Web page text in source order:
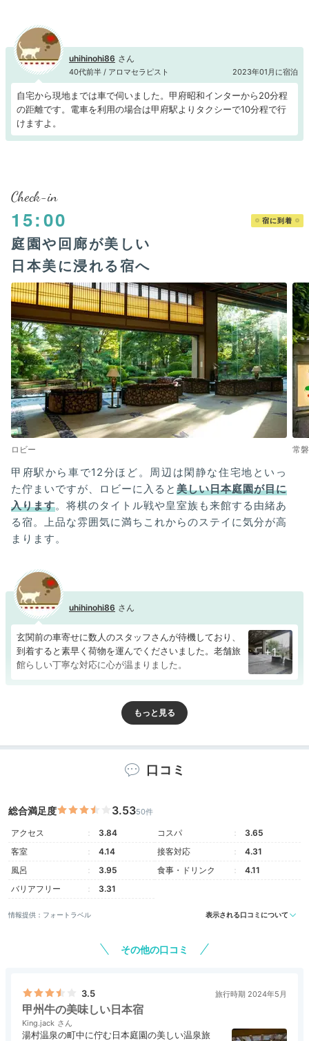
uhihinohi86
40代前半 / アロマセラピスト 2023年01月に宿泊
自宅から現地までは車で伺いました。甲府昭和インターから20分程
の距離です。電車を利用の場合は甲府駅よりタクシーで10分程で行
けますよ。
Check-in
15:00 宿に到着
庭園や回廊が美しい
日本美に浸れる宿へ
ロビー 常
甲府駅から車で12分ほど。周辺は閑静な住宅地といっ
た佇まいですが、ロビーに入ると美しい日本庭園が目に
入ります。将棋のタイトル戦や皇室族も来館する由緒あ
る宿。上品な雰囲気に満ちこれからのステイに気分が高
まります。
uhihinohi86
玄関前の車寄せに数人のスタッフさんが待機しており、
到着すると素早く荷物を運んでくださいました。老舗旅
館らしい丁寧な対応に心が温まりました。
+1
Room
日常を忘れる
客室1
東館・西館・離れの3つの棟からなり、露天風呂付き、
富士山が見える、庭園が望めるなど和室や和洋室など
口コミ
総合満足度 3.5350件
アクセス 3.84 コスパ
3.65
客室
4.14 接客対応
4.31
風呂
3.95 食事・ドリンク
4.11
バリアフリー
3.31
情報提供：フォートラベル 表示される口コミについて
その他の口コミ
3.5 旅行時期 2024年5月
甲州牛の美味しい日本宿
King.jack
湯村温泉の町中に佇む日本庭園の美しい温泉旅